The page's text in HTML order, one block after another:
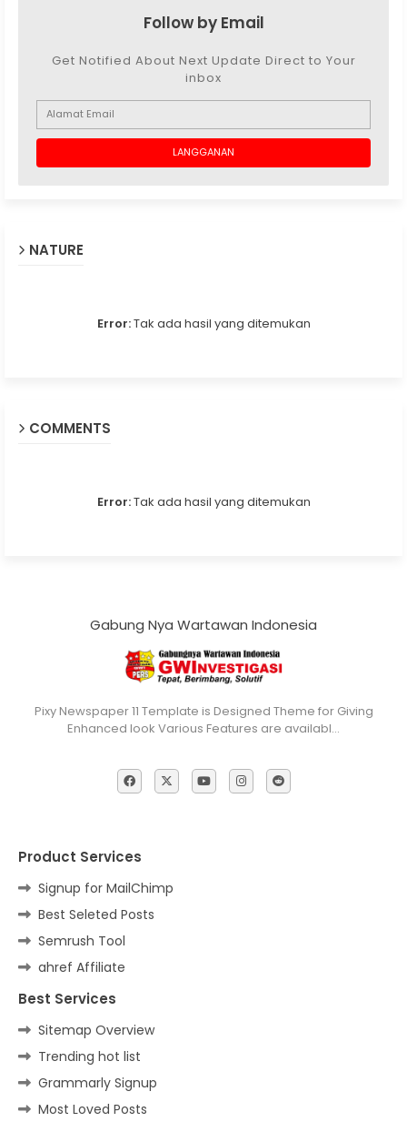
Follow by Email
Get Notified About Next Update Direct to Your
inbox
NATURE
Error:Tak ada hasil yang ditemukan
COMMENTS
Error:Tak ada hasil yang ditemukan
Gabung Nya Wartawan Indonesia
Pixy Newspaper 11 Template is Designed Theme for Giving
Enhanced look Various Features are availabl…
Product Services
Signup for MailChimp
Best Seleted Posts
Semrush Tool
ahref Affiliate
Best Services
Sitemap Overview
Trending hot list
Grammarly Signup
Most Loved Posts